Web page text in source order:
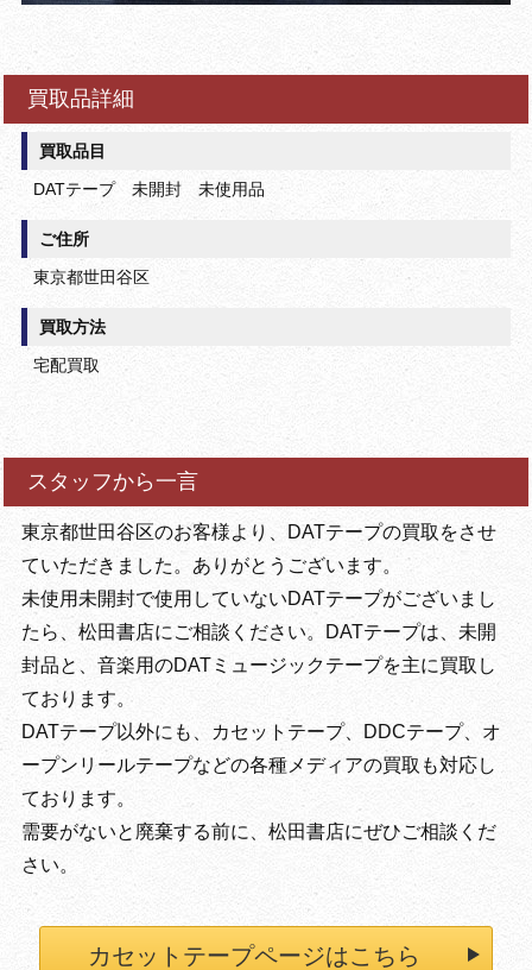
買取品詳細
買取品目
DATテープ 未開封 未使用品
ご住所
東京都世田谷区
買取方法
宅配買取
スタッフから一言
東京都世田谷区のお客様より、DATテープの買取をさせ
ていただきました。ありがとうございます。
未使用未開封で使用していないDATテープがございまし
たら、松田書店にご相談ください。DATテープは、未開
封品と、音楽用のDATミュージックテープを主に買取し
ております。
DATテープ以外にも、カセットテープ、DDCテープ、オ
ープンリールテープなどの各種メディアの買取も対応し
ております。
需要がないと廃棄する前に、松田書店にぜひご相談くだ
さい。
カセットテープページはこちら